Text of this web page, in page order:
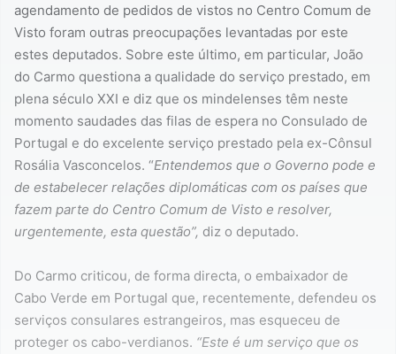
agendamento de pedidos de vistos no Centro Comum de
Visto foram outras preocupações levantadas por este
estes deputados. Sobre este último, em particular, João
do Carmo questiona a qualidade do serviço prestado, em
plena século XXI e diz que os mindelenses têm neste
momento saudades das filas de espera no Consulado de
Portugal e do excelente serviço prestado pela ex-Cônsul
Rosália Vasconcelos. “Entendemos que o Governo pode e
de estabelecer relações diplomáticas com os países que
fazem parte do Centro Comum de Visto e resolver,
urgentemente, esta questão”, diz o deputado.
Do Carmo criticou, de forma directa, o embaixador de
Cabo Verde em Portugal que, recentemente, defendeu os
serviços consulares estrangeiros, mas esqueceu de
proteger os cabo-verdianos. “Este é um serviço que os